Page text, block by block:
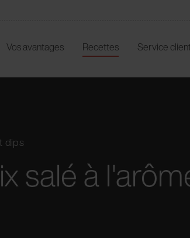
Vos avantages Recettes Service
dips
salé à